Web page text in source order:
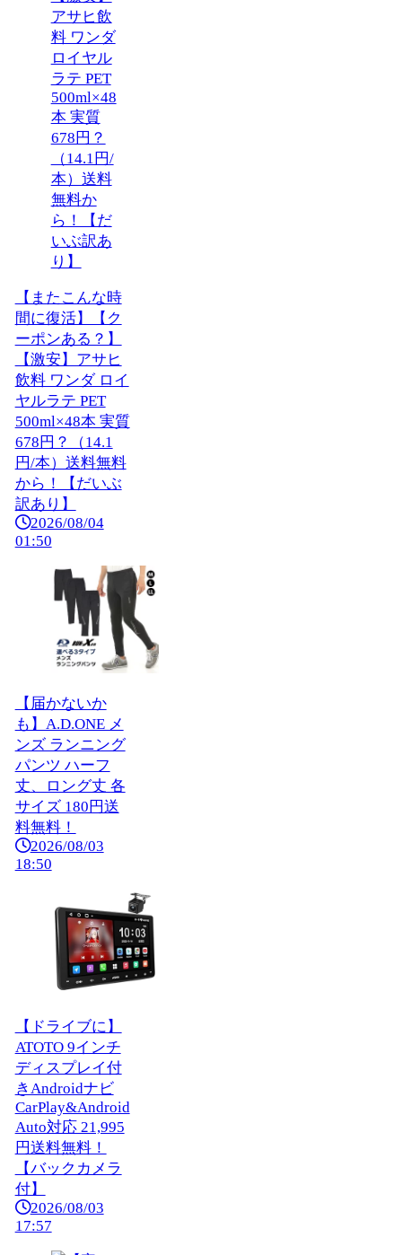
【またこんな時
間に復活】【ク
ーポンある？】
【激安】アサヒ
飲料 ワンダ ロイ
ヤルラテ PET
500ml×48本 実質
678円？（14.1
円/本）送料無料
から！【だいぶ
訳あり】
2026/08/04
01:50
【届かないか
も】A.D.ONE メ
ンズ ランニング
パンツ ハーフ
丈、ロング丈 各
サイズ 180円送
料無料！
2026/08/03
18:50
【ドライブに】
ATOTO 9インチ
ディスプレイ付
きAndroidナビ
CarPlay&Android
Auto対応 21,995
円送料無料！
【バックカメラ
付】
2026/08/03
17:57